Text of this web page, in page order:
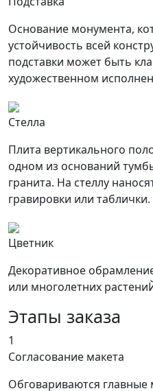
Основание монумента,
устойчивость всей
подставки может быть
художественном
Стелла
Плита вертикального
одном из оснований
гранита. На стеллу
гравировки или таблички.
Цветник
Декоративное
или многолетних
Этапы заказа
1
Согласование макета
Обговариваются